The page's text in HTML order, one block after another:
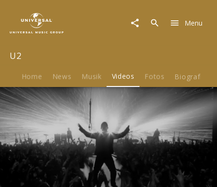
Menu
U2
Home News Musik Videos Fotos Biografie
Play